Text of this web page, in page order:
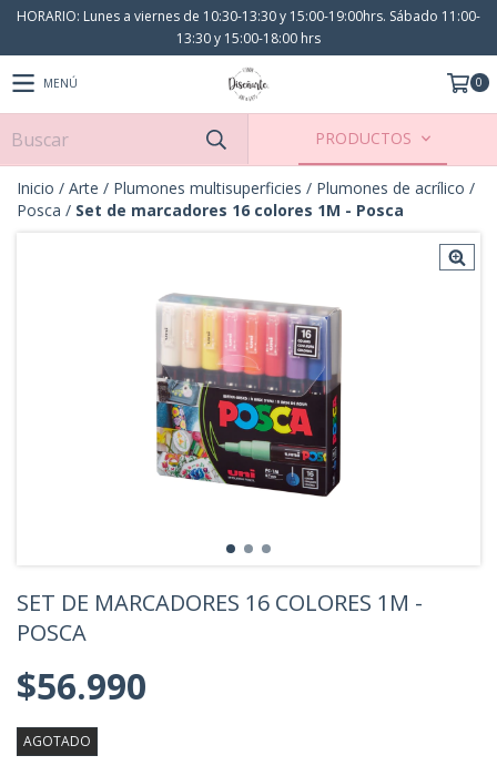
HORARIO: Lunes a viernes de 10:30-13:30 y 15:00-19:00hrs. Sábado 11:00-
13:30 y 15:00-18:00 hrs
MENÚ 0
PRODUCTOS
Inicio / Arte / Plumones multisuperficies / Plumones de acrílico /
Posca / Set de marcadores 16 colores 1M - Posca
SET DE MARCADORES 16 COLORES 1M -
POSCA
$56.990
AGOTADO